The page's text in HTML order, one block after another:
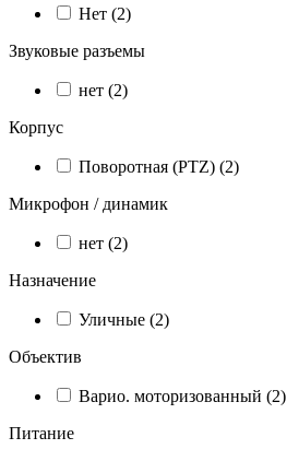
Нет (2)
Звуковые разъемы
нет (2)
Корпус
Поворотная (PTZ) (2)
Микрофон / динамик
нет (2)
Назначение
Уличные (2)
Объектив
Варио. моторизованный (2)
Питание